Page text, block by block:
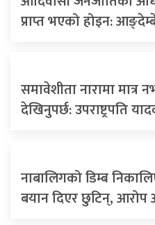
प्राप्त भएको होइन:
समावेशीता नारामा मात्र
देखिनुपर्छ: उपराष्ट्रपति
नाबालिगको डिम्ब
बयान दिएर छुटिन्, आरोप